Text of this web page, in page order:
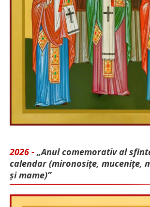
2026 - „Anul comemorativ al
calendar (mironosițe, mu­cenițe,
și mame)”